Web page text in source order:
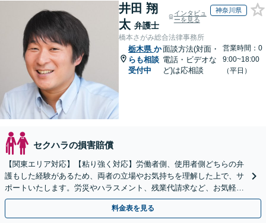
井田 翔
太 弁護士
インタビュ
ーを見る
神奈川県
橋本さがみ総合法律事務所
栃木県 か
らも相談
受付中
面談方法(対面・
電話・ビデオな
ど)は応相談
営業時間：0
9:00~18:00
（平日）
セクハラの損害賠償
【関東エリア対応】【粘り強く対応】労働者側、使用者側どちらの弁
護もした経験があるため、両者の立場やお気持ちを理解した上で、サ
ポートいたします。労災やハラスメント、残業代請求など、お気軽に
ご相談ください【休日・夜間面談可】
料金表を見る